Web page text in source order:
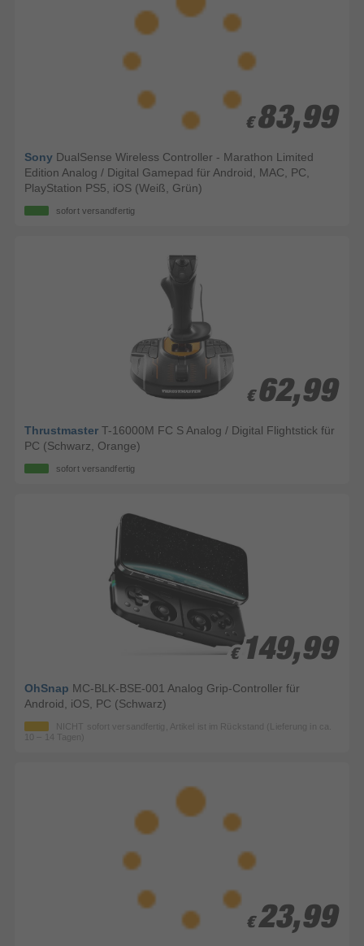
€ 83,99
€ 83,99
Sony DualSense Wireless Controller - Marathon Limited
Edition Analog / Digital Gamepad für Android, MAC, PC,
PlayStation PS5, iOS (Weiß, Grün)
sofort versandfertig
€ 62,99
€ 62,99
Thrustmaster T-16000M FC S Analog / Digital Flightstick für
PC (Schwarz, Orange)
sofort versandfertig
€ 149,99
€ 149,99
OhSnap MC-BLK-BSE-001 Analog Grip-Controller für
Android, iOS, PC (Schwarz)
NICHT sofort versandfertig, Artikel ist im Rückstand (Lieferung in ca.
10 – 14 Tagen)
€ 23,99
€ 23,99